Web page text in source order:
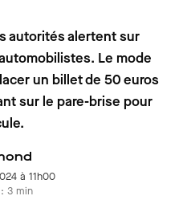
autorités alertent sur
Le mode
un billet de 50 euros
sur le pare-brise pour
à 11h00
3 min